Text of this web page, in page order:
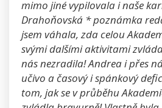
mimo jiné vypilovala i naše
Drahoňovská * poznámka
jsem váhala, zda celou
svými dalšími aktivitami
nás nezradila! Andrea i přes
učivo a časový i spánkový
tom, jak se v průběhu